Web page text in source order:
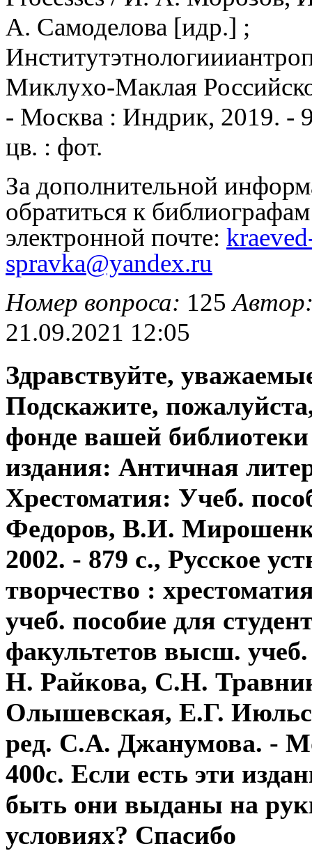
А. Самоделова [идр.] ;
Институтэтнологиии
Миклухо-Маклая
- Москва : Индрик, 2019. -
цв. : фот.
За дополнительной
обратиться к
электронной почте:
spravka@yandex.ru
Номер вопроса: 125
21.09.2021 12:05
Здравствуйте,
Подскажите,
фонде вашей
издания: Античная
Хрестоматия: Учеб.
Федоров, В.И.
2002. - 879 с., Русское
творчество :
учеб. пособие для
факультетов высш.
Н. Райкова, С.Н.
Олышевская, Е.Г.
ред. С.А. Джанумова. -
400с. Если есть эти
быть они выданы на
условиях? Спасибо